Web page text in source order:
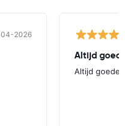
2026
Altijd
Altijd goede